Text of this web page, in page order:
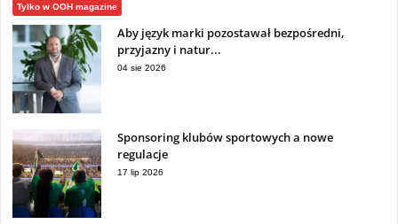
Tylko w OOH magazine
Aby język marki pozostawał bezpośredni,
przyjazny i natur...
04 sie 2026
Sponsoring klubów sportowych a nowe
regulacje
17 lip 2026